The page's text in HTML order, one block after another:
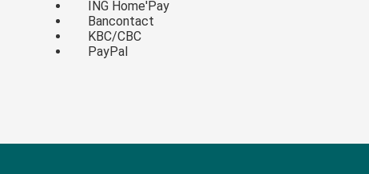
ING Home'Pay
Bancontact
KBC/CBC
PayPal